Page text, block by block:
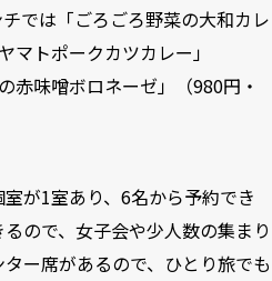
では「ごろごろ野菜の大和カレ
マトポークカツカレー」
赤味噌ボロネーゼ」（980円・
が1室あり、6名から予約でき
ので、女子会や少人数の集まり
ー席があるので、ひとり旅でも